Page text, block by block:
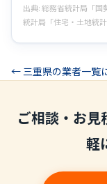
出典: 総務省統計局「国
統計局「住宅・土地統
← 三重県の業者一覧
ご相談・お見
軽